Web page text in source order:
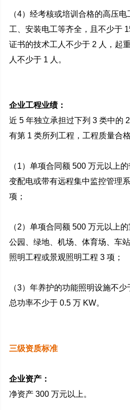
（4）经考核或培训合格的高压
工、安装电工等齐全，且不少于
证书的技术工人不少于 2 人，起
人不少于 1 人。
企业工程业绩：
近 5 年独立承担过下列 3 类中的
有第 1 类所列工程，工程质量合格
（1）单项合同额 500 万元以上
变配电或带有远程集中监控管理
项；
（2）单项合同额 500 万元以上
公园、绿地、机场、体育场、车
照明工程或景观照明工程 3 项；
（3）年养护的功能照明设施不
总功率不少于 0.5 万 KW。
三级资质标准
企业资产：
净资产 300 万元以上。